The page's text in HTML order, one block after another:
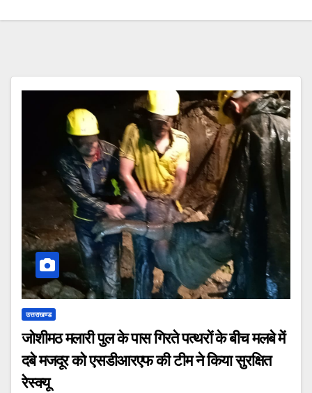
उत्तराखण्ड
जोशीमठ मलारी पुल के पास गिरते पत्थरों के बीच मलबे में
दबे मजदूर को एसडीआरएफ की टीम ने किया सुरक्षित
रेस्क्यू